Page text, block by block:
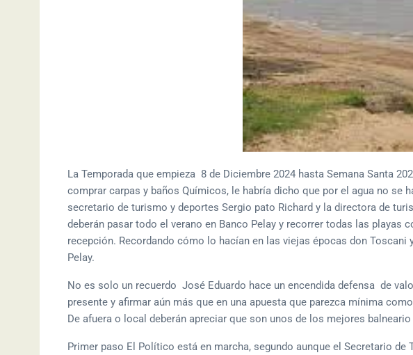
La Temporada que empieza 8 de Diciembre 2024 hasta Semana Santa
comprar carpas y baños Químicos, le habría dicho que por el agua no se
secretario de turismo y deportes Sergio pato Richard y la directora de
deberán pasar todo el verano en Banco Pelay y recorrer todas las playas
recepción. Recordando cómo lo hacían en las viejas épocas don Toscani
Pelay.
No es solo un recuerdo José Eduardo hace un encendida defensa de
presente y afirmar aún más que en una apuesta que parezca mínima
De afuera o local deberán apreciar que son unos de los mejores balneario
Primer paso El Político está en marcha, segundo aunque el Secretario